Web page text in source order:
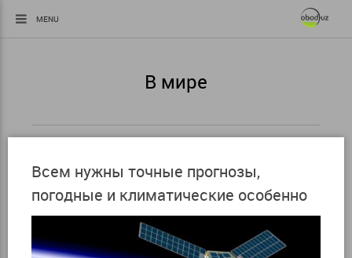
MENU
В мире
Всем нужны точные прогнозы,
погодные и климатические особенно